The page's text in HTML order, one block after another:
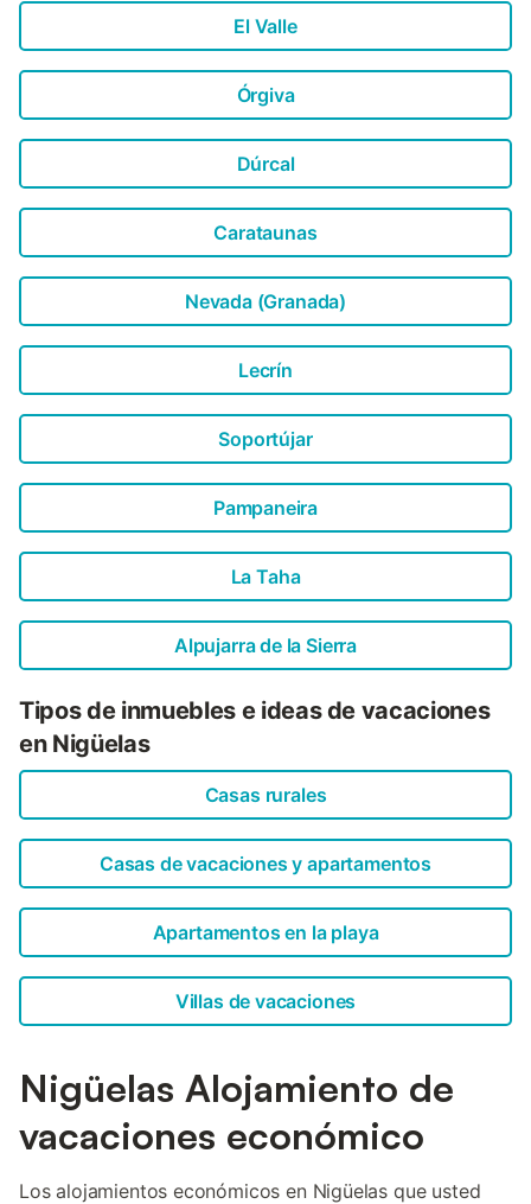
El Valle
Órgiva
Dúrcal
Carataunas
Nevada (Granada)
Lecrín
Soportújar
Pampaneira
La Taha
Alpujarra de la Sierra
Tipos de inmuebles e ideas de vacaciones
en Nigüelas
Casas rurales
Casas de vacaciones y apartamentos
Apartamentos en la playa
Villas de vacaciones
Nigüelas Alojamiento de
vacaciones económico
Los alojamientos económicos en Nigüelas que usted